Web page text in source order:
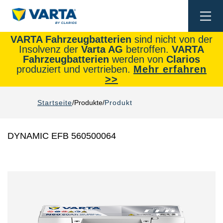
VARTA Fahrzeugbatterien sind nicht von der
Insolvenz der Varta AG betroffen. VARTA
Fahrzeugbatterien werden von Clarios
produziert und vertrieben. Mehr erfahren
>>
Startseite Produkte Produkt
DYNAMIC EFB 560500064